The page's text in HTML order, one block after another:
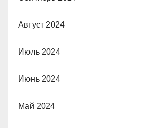
Август 2024
Июль 2024
Июнь 2024
Май 2024